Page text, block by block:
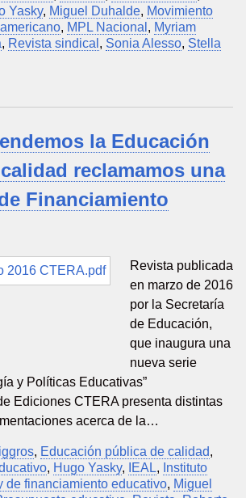
Yasky, Miguel Duhalde, Movimiento
, MPL Nacional , Myriam
, Revista sindical , Sonia Alesso, Stella
la Educación
reclamamos una
Financiamiento
Revista publicada
en marzo de 2016
por la Secretaría
de Educación,
que inaugura una
nueva serie
y Políticas Educativas”
Ediciones CTERA presenta distintas
acerca de la…
, Educación pública de calidad,
, Hugo Yasky, IEAL, Instituto
de financiamiento educativo, Miguel